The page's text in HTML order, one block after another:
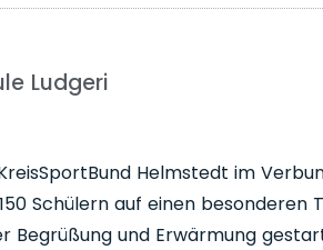
Ludgeri
Helmstedt im
Schülern auf einen besonderen
Begrüßung und Erwärmung